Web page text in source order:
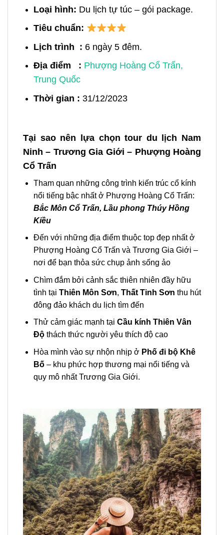
Loại hình: Du lịch tự túc – gói package.
Tiêu chuẩn:
Lịch trình : 6ngày 5 đêm.
Địa điểm : Phượng Hoàng Cổ Trấn,
Trung Quốc
Thời gian : 31/12/2023
Tại sao nên lựa chọn tour du lịch Nam
Ninh – Trương Gia Giới – Phượng Hoàng
Cổ Trấn
Tham quan những công trình kiến trúc cổ kính
nổi tiếng bậc nhất ở Phượng Hoàng Cổ Trấn:
Bắc Môn Cổ Trấn, Lầu phong Thúy Hồng
Kiều
Đến với những địa điểm thuộc top đẹp nhất ở
Phượng Hoàng Cổ Trấn và Trương Gia Giới –
nơi để bạn thỏa sức chụp ảnh sống ảo
Chìm đắm bởi cảnh sắc thiên nhiên đầy hữu
tình tại Thiên Môn Sơn, Thất Tinh Sơn thu hút
đông đảo khách du lịch tìm đến
Thử cảm giác mạnh tại Cầu kính Thiên Vân
Độthách thức người yêu thích độ cao
Hòa mình vào sự nhộn nhịp ở Phố đi bộ Khê
Bố– khu phức hợp thương mại nổi tiếng và
quy mô nhất Trương Gia Giới.